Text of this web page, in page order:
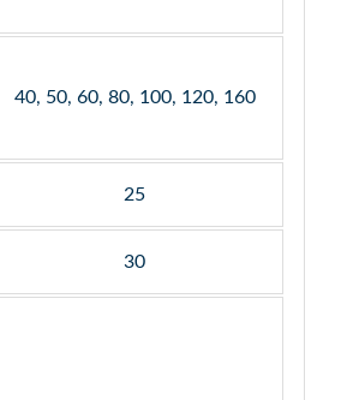
40, 50, 60, 80, 100, 120, 160
25
30